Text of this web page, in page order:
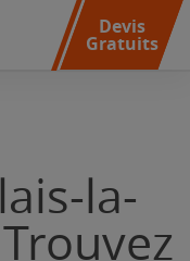
Devis
Gratuits
la-